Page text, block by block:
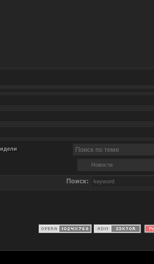
Поиск: